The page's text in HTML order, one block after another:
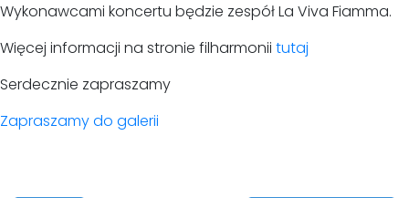
Wykonawcami koncertu będzie zespół La Viva Fiamma.
Więcej informacji na stronie filharmonii tutaj
Serdecznie zapraszamy
Zapraszamy do galerii